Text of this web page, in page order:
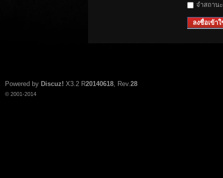
จำสถาน
ลงชื่อเข้าใ
Powered by Discuz! X3.2 R20140618, Rev.28
© 2001-2014